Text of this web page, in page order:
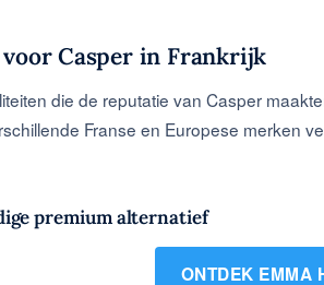
Casper in Frankrijk
die de reputatie van Casper
Franse en Europese merken
premium alternatief
ONTDEK EMMA